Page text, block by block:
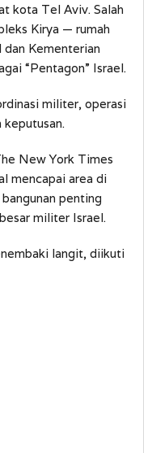
kota Tel Aviv. Salah
Kirya — rumah
Kementerian
“Pentagon” Israel.
militer, operasi
New York Times
mencapai area di
penting
militer Israel.
langit, diikuti